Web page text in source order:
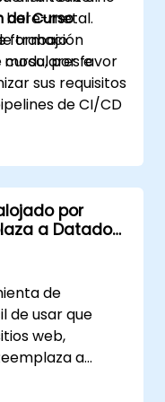
bare-metal.
trabajo
e
de CI/CD
del Curso
formación
por favor
sus requisitos
por
a Datadog
de
de usar que
web,
a